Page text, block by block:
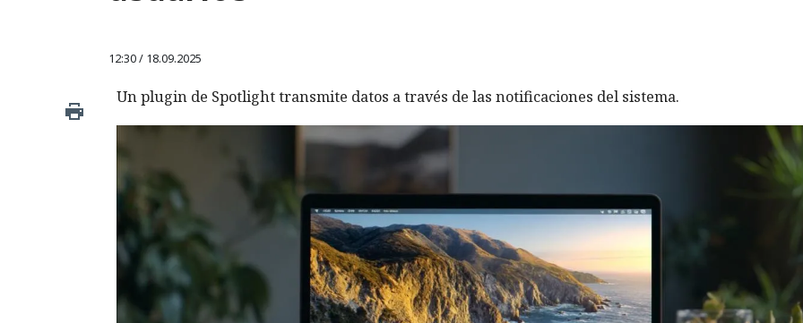
12:30 / 18.09.2025
Un plugin de Spotlight transmite datos a través de las notificaciones del sistema.